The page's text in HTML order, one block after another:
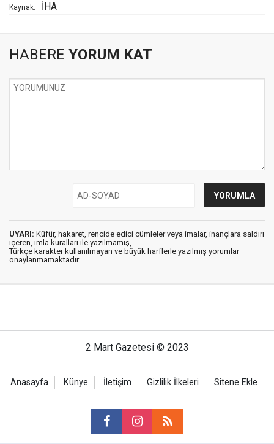
Kaynak: İHA
HABERE YORUM KAT
UYARI: Küfür, hakaret, rencide edici cümleler veya imalar, inançlara saldırı
içeren, imla kuralları ile yazılmamış,
Türkçe karakter kullanılmayan ve büyük harflerle yazılmış yorumlar
onaylanmamaktadır.
2 Mart Gazetesi © 2023
Anasayfa Künye İletişim Gizlilik İlkeleri Sitene Ekle